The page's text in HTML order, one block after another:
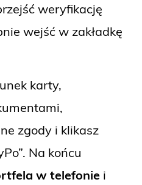
weryfikację
wejść w zakładkę
karty,
zgody i klikasz
Na końcu
w telefonie i